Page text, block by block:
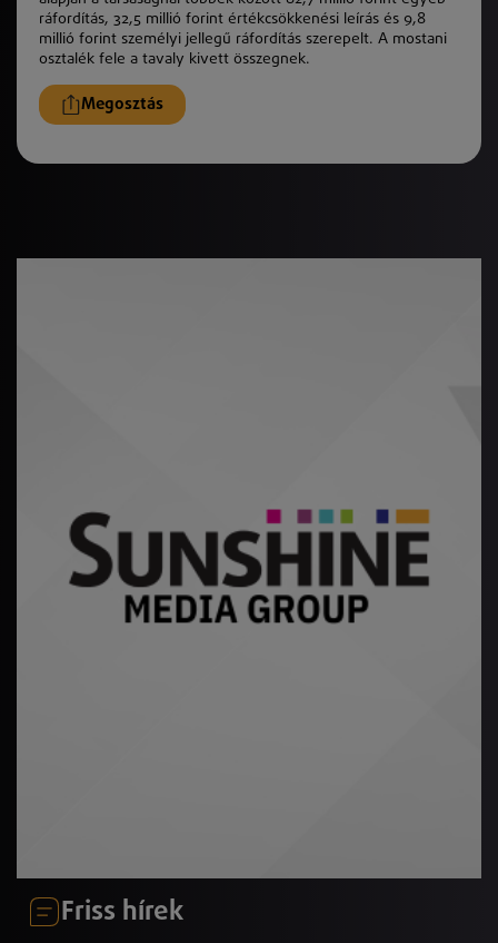
ráfordítás, 32,5 millió forint értékcsökkenési leírás és 9,8
millió forint személyi jellegű ráfordítás szerepelt. A mostani
osztalé k fele a tavaly kivett összegnek.
Megosztás
Friss hírek